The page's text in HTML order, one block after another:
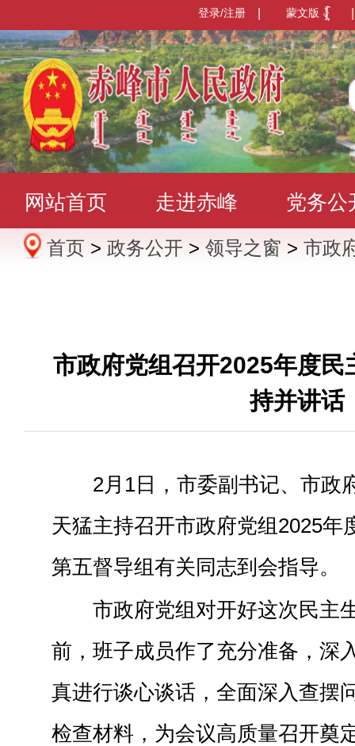
蒙文版
登录/注册
网站首页 走进赤峰 党务公
办事服务 政民互动 数据发
首页 > 政务公开 > 领导之窗 > 市政
市政府党组召开2025年度民
持并讲话
2月1日，市委副书记、市政
天猛主持召开市政府党组2025年
第五督导组有关同志到会指导。
市政府党组对开好这次民主
前，班子成员作了充分准备，深
真进行谈心谈话，全面深入查摆
检查材料，为会议高质量召开奠